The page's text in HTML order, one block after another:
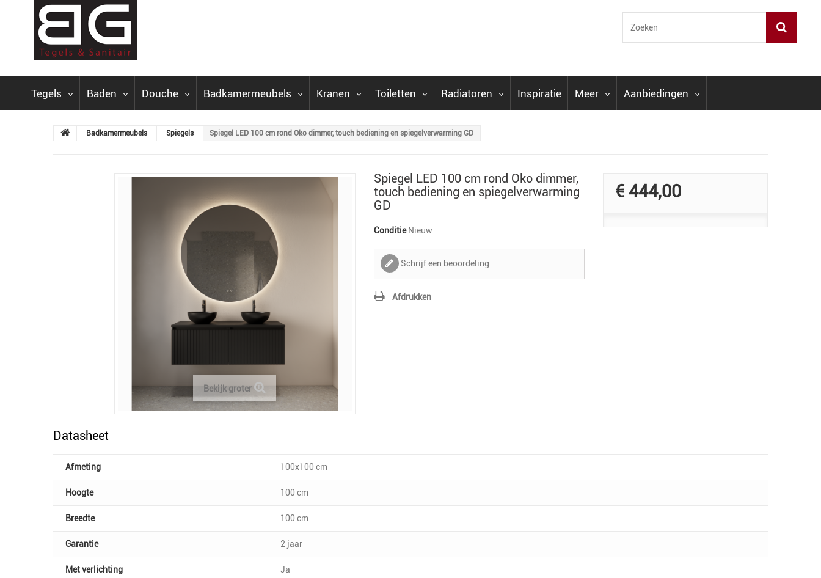
Tegels Baden Douche Badkamermeubels Kranen Toiletten Radiatoren Inspiratie Meer Aanbiedingen
Badkamermeubels Spiegels Spiegel LED 100 cm rond Oko dimmer, touch bediening en spiegelverwarming GD
Bekijk groter
Spiegel LED 100 cm rond Oko dimmer,
touch bediening en spiegelverwarming
GD
Conditie Nieuw
Schrijf een beoordeling
Afdrukken
€ 444,00
Datasheet
Afmeting 100x100 cm
Hoogte 100 cm
Breedte 100 cm
Garantie 2 jaar
Met verlichting Ja